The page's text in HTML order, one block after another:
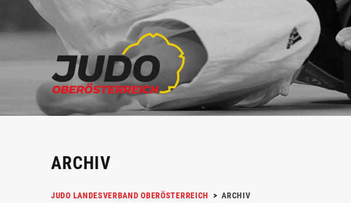
ARCHIV
JUDO LANDESVERBAND OBERÖSTERREICH > ARCHIV